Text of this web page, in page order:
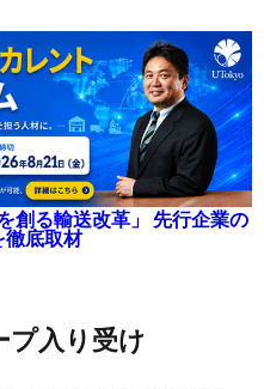
創る輸送改革」 先行企業の
徹底取材
プ入り受け